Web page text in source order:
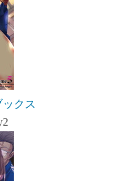
ックス